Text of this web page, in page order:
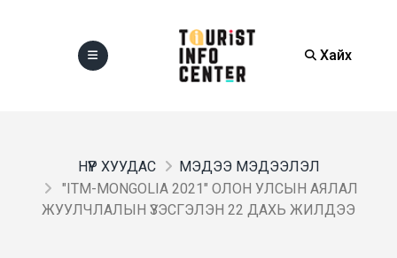
Хайх
НҮҮР ХУУДАС
МЭДЭЭ МЭДЭЭЛЭЛ
"ITM-MONGOLIA 2021" ОЛОН УЛСЫН АЯЛАЛ
ЖУУЛЧЛАЛЫН ҮЗЭСГЭЛЭН 22 ДАХЬ ЖИЛДЭЭ